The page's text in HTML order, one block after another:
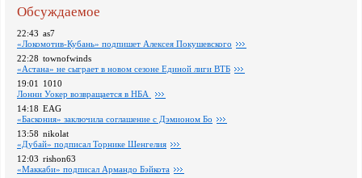
Обсуждаемое
22:43 as7
«Локомотив-Кубань» подпишет Алексея Покушевского
22:28 townofwinds
«Астана» не сыграет в новом сезоне Единой лиги ВТБ
19:01
1010
Лонни Уокер возвращается в НБА
14:18 EAG
«Баскония» заключила соглашение с Дэмионом Бо
13:58 nikolat
«Дубай» подписал Торнике Шенгелия
12:03 rishon63
«Маккаби» подписал Армандо Бэйкота